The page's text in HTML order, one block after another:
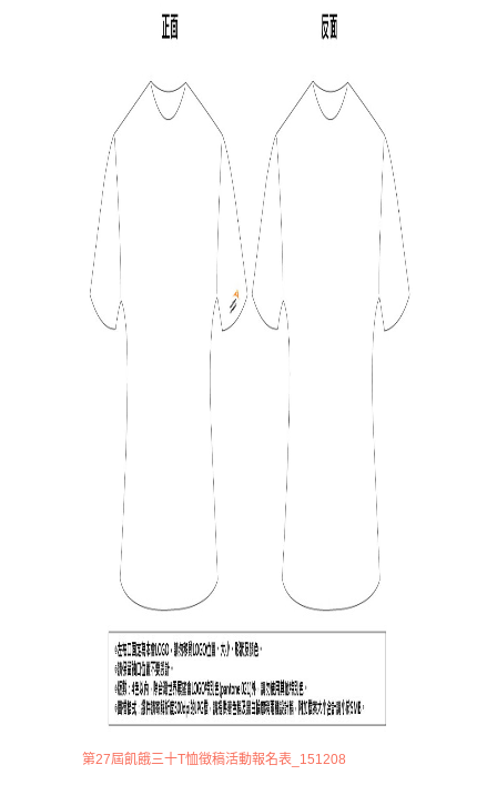
第27屆飢餓三十T恤徵稿活動報名表 _151208